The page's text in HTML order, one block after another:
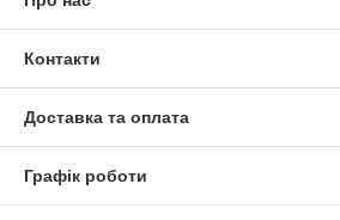
Контакти
Доставка та оплата
Графік роботи